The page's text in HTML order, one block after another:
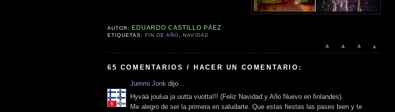
AUTOR: EDUARDO CASTILLO PÁEZ
ETIQUETAS:FIN DE AÑO ,NAVIDAD
65 COMENTARIOS / HACER UN COMENTARIO:
Jummi Jonk dijo...
Hyvää joulua ja uutta vuotta!!! (Feliz Navidad y Año Nuevo en finlandes).
Me alegro de ser la primera en saludarte. Que estas fiestas las pases bien y te